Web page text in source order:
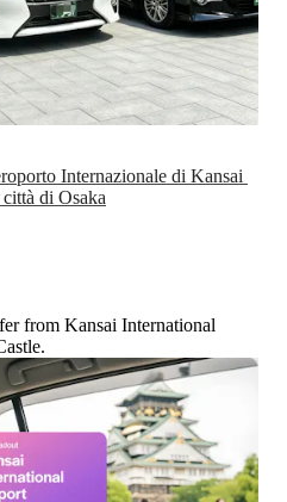
Internazionale di Kansai
di Osaka
from Kansai International